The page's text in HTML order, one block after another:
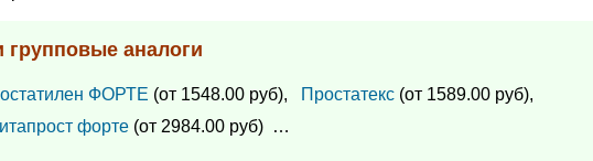
аналоги
ФОРТЕ (от 1548.00 руб), Простатекс(от 1589.00 руб),
форте(от 2984.00 руб) …